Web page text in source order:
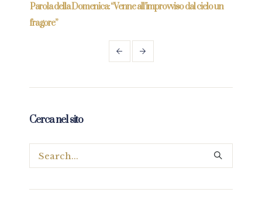
Parola della Domenica: “Venne all’improvviso dal cielo un
fragore”
Cerca nel sito